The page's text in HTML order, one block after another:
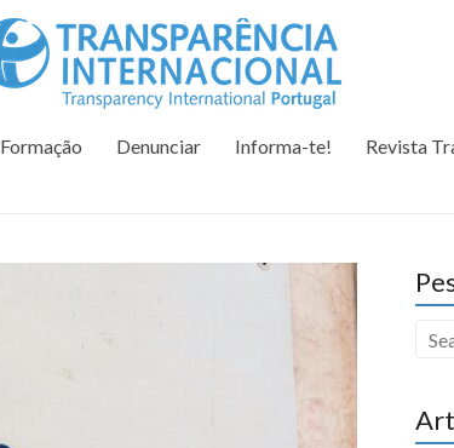
Formação Denunciar Informa-te! Revista